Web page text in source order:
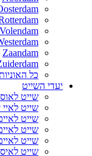
Volendam
Zaandam
כל
יעדי השייט
שייט
שייט לאיי
שייט
שייט
שייט
שייט